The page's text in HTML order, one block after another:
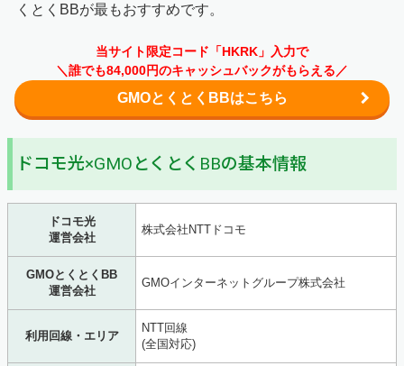
くとくBBが最もおすすめです。
当サイト限定コード「HKRK」入力で
＼誰でも84,000円のキャッシュバックがもらえる／
GMOとくとくBBはこちら
ドコモ光×GMOとくとくBBの基本情報
ドコモ光
運営会社
株式会社NTTドコモ
GMOとくとくBB
運営会社
GMOインターネットグループ株式会社
利用回線・エリア
NTT回線
(全国対応)